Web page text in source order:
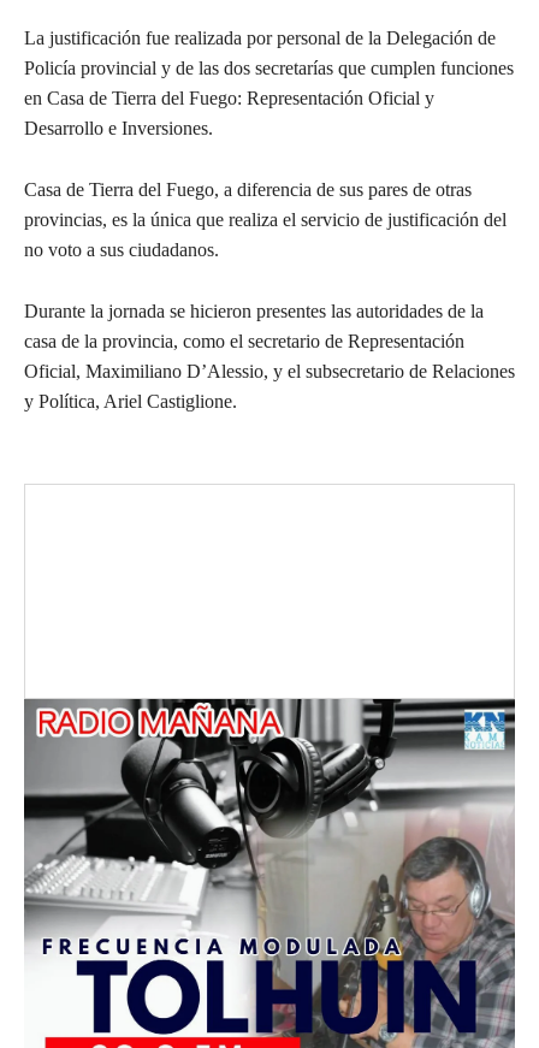
La justificación fue realizada por personal de la Delegación de
Policía provincial y de las dos secretarías que cumplen funciones
en Casa de Tierra del Fuego: Representación Oficial y
Desarrollo e Inversiones.
Casa de Tierra del Fuego, a diferencia de sus pares de otras
provincias, es la única que realiza el servicio de justificación del
no voto a sus ciudadanos.
Durante la jornada se hicieron presentes las autoridades de la
casa de la provincia, como el secretario de Representación
Oficial, Maximiliano D’Alessio, y el subsecretario de Relaciones
y Política, Ariel Castiglione.